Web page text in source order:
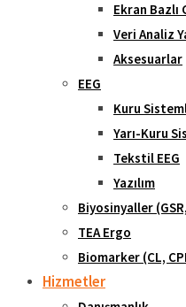
Ekran Bazlı
Veri Analiz
Aksesuarlar
EEG
Kuru
Yarı-Kuru
Tekstil EEG
Yazılım
Biyosinyaller (GSR,
TEA Ergo
Biomarker (CL,
Hizmetler